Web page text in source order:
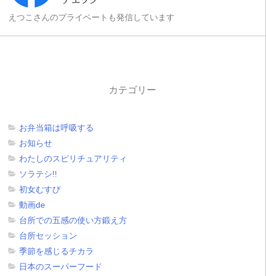
えつこさんのプライベートも発信しています
カテゴリー
お弁当箱は呼吸する
お知らせ
わたしのスピリチュアリティ
ソラテシ!!
初女むすび
動画de
台所での五感の使い方鍛え方
台所セッション
季節を感じるチカラ
日本のスーパーフード